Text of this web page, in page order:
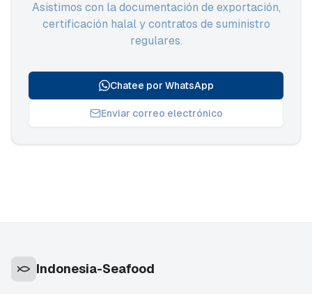
Asistimos con la documentación de exportación,
certificación halal y contratos de suministro
regulares.
Chatee por WhatsApp
Enviar correo electrónico
Indonesia-Seafood